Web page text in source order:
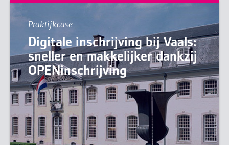
Praktijkcase
Digitale inschrijving bij Vaals:
sneller en makkelijker dankzij
OPENinschrijving